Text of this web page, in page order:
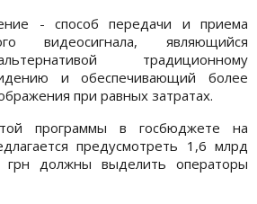
- способ передачи и приема
видеосигнала, являющийся
традиционному
и обеспечивающий более
при равных затратах.
программы в госбюджете на
предусмотреть 1,6 млрд
должны выделить операторы